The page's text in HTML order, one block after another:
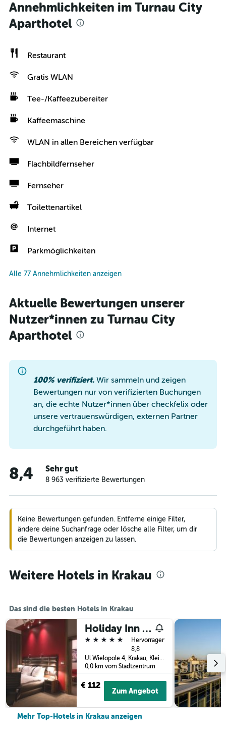
Annehmlichkeiten im Turnau City
Aparthotel
Restaurant
Gratis WLAN
Tee-/Kaffeezubereiter
Kaffeemaschine
WLAN in allen Bereichen verfügbar
Flachbildfernseher
Fernseher
Toilettenartikel
Internet
Parkmöglichkeiten
Alle 77 Annehmlichkeiten anzeigen
Aktuelle Bewertungen unserer
Nutzer*innen zu Turnau City
Aparthotel
100% verifiziert. Wir sammeln und zeigen
Bewertungen nur von verifizierten Buchungen
an, die echte Nutzer*innen über checkfelix oder
unsere vertrauenswürdigen, externen Partner
durchgeführt haben.
8,4 Sehr gut
8 963 verifizierte Bewertungen
Keine Bewertungen gefunden. Entferne einige Filter,
ändere deine Suchanfrage oder lösche alle Filter, um dir
die Bewertungen anzeigen zu lassen.
Weitere Hotels in Krakau
Das sind die besten Hotels in Krakau
Holiday Inn Krakow City Centre By IHG
5 Sterne
Hervorragend
8,8
Ul Wielopole 4, Krakau, Kleinpolen, Polen
0,0 km vom Stadtzentrum
€ 112
Zum Angebot
Mehr Top-Hotels in Krakau anzeigen